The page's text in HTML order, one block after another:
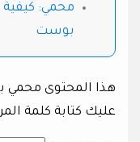
محمي: كيفية
بوست
هذا المحتوى محمي
عليك كتابة كلمة